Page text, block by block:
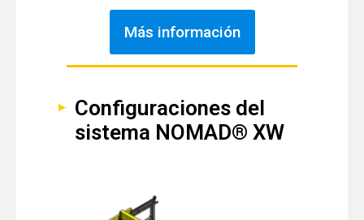
Más información
Configuraciones del
sistema NOMAD® XW